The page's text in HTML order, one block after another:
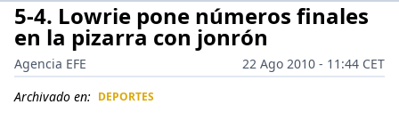
5-4. Lowrie pone números finales
en la pizarra con jonrón
Agencia EFE
22 Ago 2010 - 11:44 CET
Archivado en: DEPORTES